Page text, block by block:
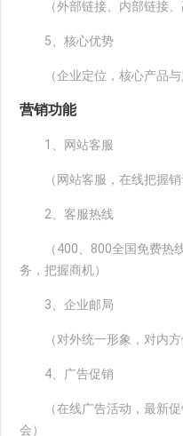
（外部链接、内部链接、
5、核心优势
（企业定位，核心产品与
营销功能
1、网站客服
（网站客服，在线把握销
2、客服热线
（400、800全国免费热线
务，把握商机）
3、企业邮局
（对外统一形象，对内方
4、广告促销
（在线广告活动，最新促
会）